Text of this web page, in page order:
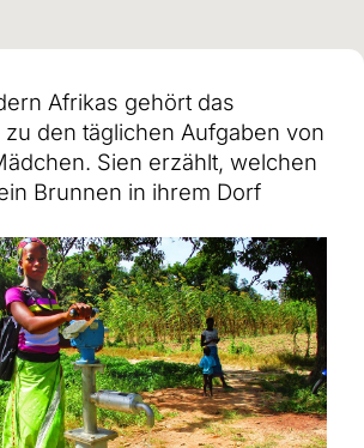
Not
Afrikas gehört das
den täglichen Aufgaben von
Sien erzählt, welchen
Brunnen in ihrem Dorf